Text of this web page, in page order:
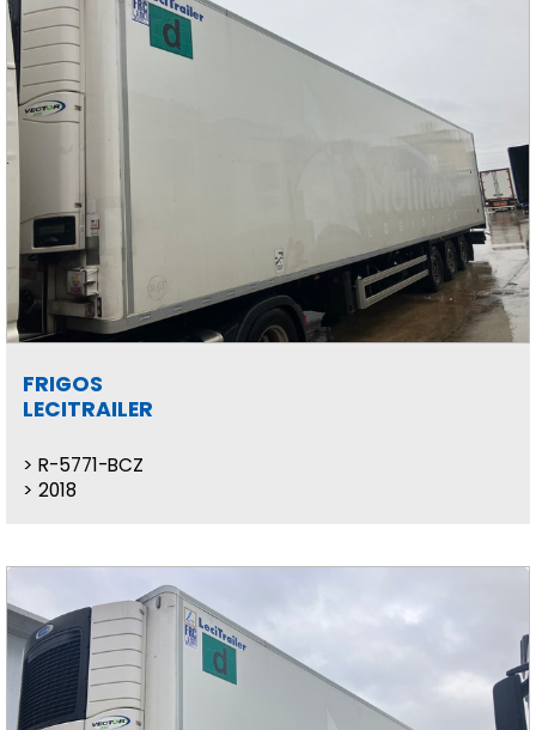
FRIGOS
LECITRAILER
R-5771-BCZ
2018